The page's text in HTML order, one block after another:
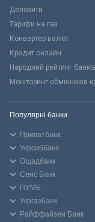
Депозити
Тарифи на газ
Конвертер валют
Кредит онлайн
Народний рейтинг банків
Моніторинг обмінників
Популярні банки
Приватбанк
Укрсиббанк
Ощадбанк
Сенс Банк
ПУМБ
Укргазбанк
Райффайзен Банк